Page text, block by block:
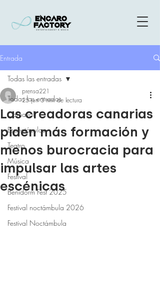
Entrada
Todas las entradas
Carnaval
Espectáculos
Teatro
Música
Festival
Benidorm Fest 2025
Festival noctámbula 2026
Festival Noctámbula
Todas las entradas
Las creadoras canarias
piden más formación y
menos burocracia para
impulsar las artes
escénicas
prensa221
25 jun 3 min de lectura